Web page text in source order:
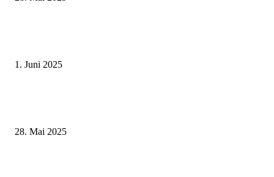
1. Juni 2025
28. Mai 2025